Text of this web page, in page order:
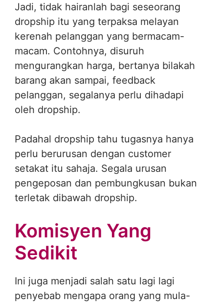
Jadi, tidak hairanlah bagi seseorang
dropship itu yang terpaksa melayan
kerenah pelanggan yang bermacam-
macam. Contohnya, disuruh
mengurangkan harga, bertanya bilakah
barang akan sampai, feedback
pelanggan, segalanya perlu dihadapi
oleh dropship.
Padahal dropship tahu tugasnya hanya
perlu berurusan dengan customer
setakat itu sahaja. Segala urusan
pengeposan dan pembungkusan bukan
terletak dibawah dropship.
Komisyen Yang
Sedikit
Ini juga menjadi salah satu lagi lagi
penyebab mengapa orang yang mula-